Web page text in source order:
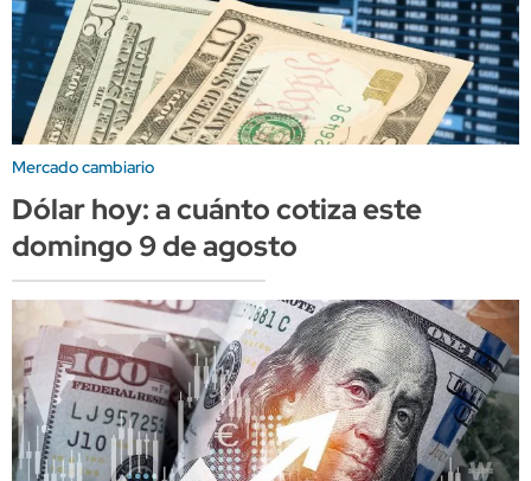
Mercado cambiario
Dólar hoy: a cuánto cotiza este
domingo 9 de agosto